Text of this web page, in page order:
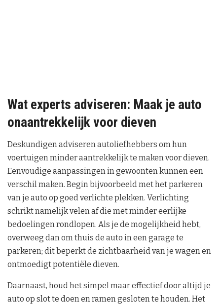
Wat experts adviseren: Maak je auto
onaantrekkelijk voor dieven
Deskundigen adviseren autoliefhebbers om hun
voertuigen minder aantrekkelijk te maken voor dieven.
Eenvoudige aanpassingen in gewoonten kunnen een
verschil maken. Begin bijvoorbeeld met het parkeren
van je auto op goed verlichte plekken. Verlichting
schrikt namelijk velen af die met minder eerlijke
bedoelingen rondlopen. Als je de mogelijkheid hebt,
overweeg dan om thuis de auto in een garage te
parkeren; dit beperkt de zichtbaarheid van je wagen en
ontmoedigt potentiële dieven.
Daarnaast, houd het simpel maar effectief door altijd je
auto op slot te doen en ramen gesloten te houden. Het